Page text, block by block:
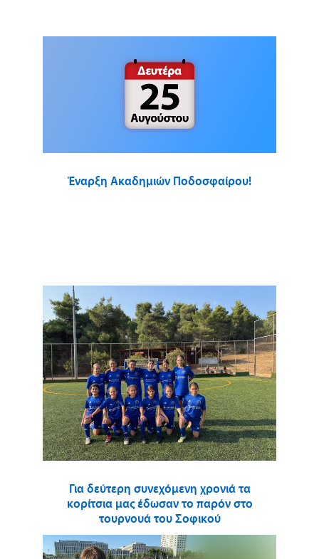
Έναρξη Ακαδημιών Ποδοσφαίρου!
Για δεύτερη συνεχόμενη χρονιά τα
κορίτσια μας έδωσαν το παρόν στο
τουρνουά του Σοφικού